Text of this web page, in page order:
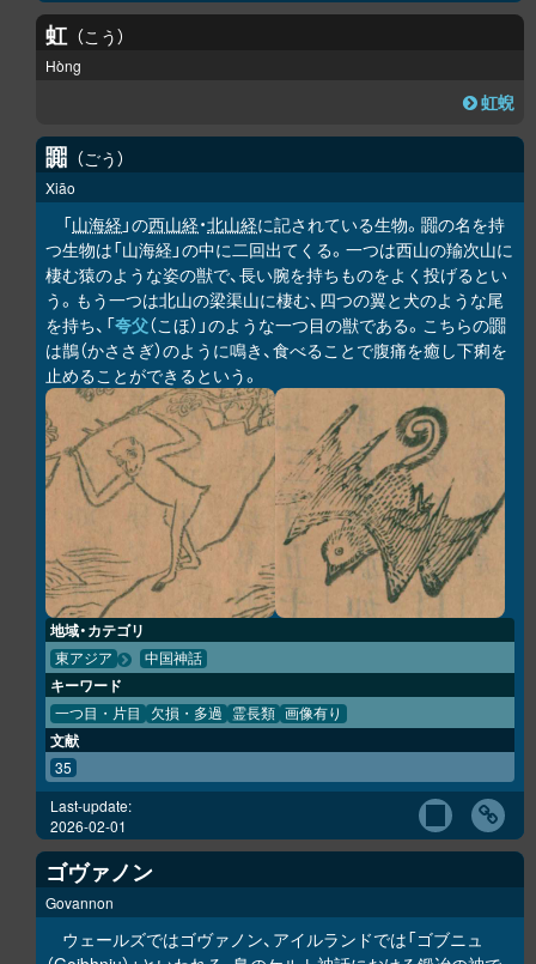
虹 こう
Hòng
虹蜺
嚻 ごう
Xiāo
「山海経 」の西山経・北山経に記されている生物。嚻の名を持
つ生物は「山海経」の中に二回出てくる。一つは西山の羭次山に
棲む猿のような姿の獣で、長い腕を持ちものをよく投げるとい
う。もう一つは北山の梁渠山に棲む、四つの翼と犬のような尾
を持ち、「夸父（こほ）」のような一つ目の獣である。こちらの嚻
は鵲（かささぎ）のように鳴き、食べることで腹痛を癒し下痢を
止めることができるという。
地域・カテゴリ
東アジア 中国神話
キーワード
一つ目・片目 欠損・多過 霊長類 画像有り
文献
35
Last-update:
2026-02-01
ゴヴァノン
Govannon
ウェールズではゴヴァノン、アイルランドでは「ゴブニュ